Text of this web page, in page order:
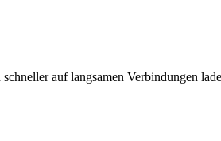
auf langsamen Verbindungen